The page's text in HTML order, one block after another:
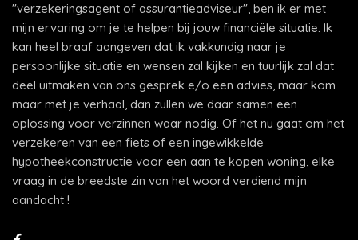
"verzekeringsagent of assurantieadviseur", ben ik er met
mijn ervaring om je te helpen bij jouw financiële situatie. Ik
kan heel braaf aangeven dat ik vakkundig naar je
persoonlijke situatie en wensen zal kijken en tuurlijk zal dat
deel uitmaken van ons gesprek e/o een advies, maar kom
maar met je verhaal, dan zullen we daar samen een
oplossing voor verzinnen waar nodig. Of het nu gaat om het
verzekeren van een fiets of een ingewikkelde
hypotheekconstructie voor een aan te kopen woning, elke
vraag in de breedste zin van het woord verdiend mijn
aandacht !